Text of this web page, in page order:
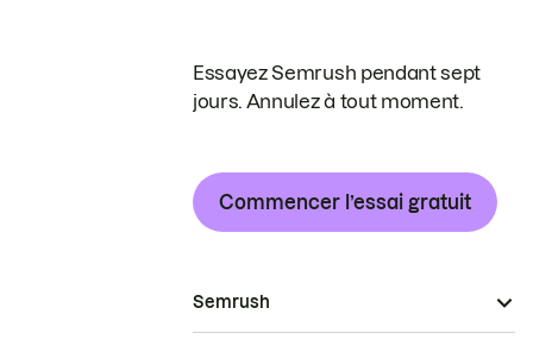
Essayez Semrush pendant sept
jours. Annulez à tout moment.
Commencer l’essai gratuit
Semrush